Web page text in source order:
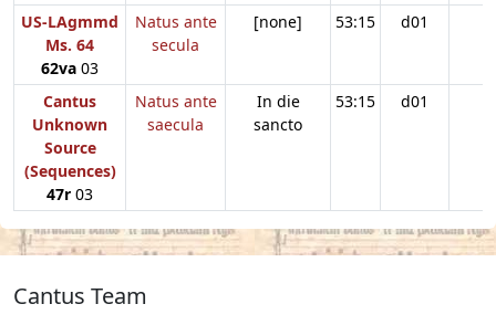
US-LAgmmd
Ms. 64
62va 03
Natus ante
secula
[none] 53:15 d01
Cantus
Unknown
Source
(Sequences)
47r 03
Natus ante
saecula
In die
sancto
53:15 d01
Cantus Team